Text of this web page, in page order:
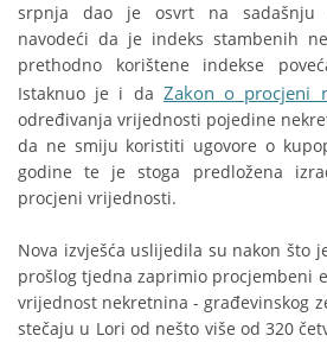
srpnja dao je osvrt na sadašnju
navodeći da je indeks stambenih
prethodno korištene indekse
Istaknuo je i da Zakon o procjeni
određivanja vrijednosti pojedine
da ne smiju koristiti ugovore o
godine te je stoga predložena
procjeni vrijednosti.
Nova izvješća uslijedila su nakon što
prošlog tjedna zaprimio procjembeni
vrijednost nekretnina - građevinskog
stečaju u Lori od nešto više od 320